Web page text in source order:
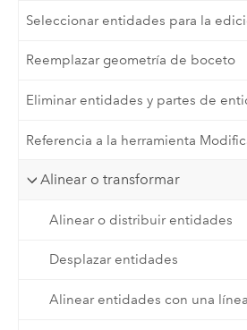
Seleccionar entidades para la
Reemplazar geometría de boceto
Eliminar entidades y partes de
Referencia a la herramienta
Alinear o transformar
Alinear o distribuir entidades
Desplazar entidades
Alinear entidades con una